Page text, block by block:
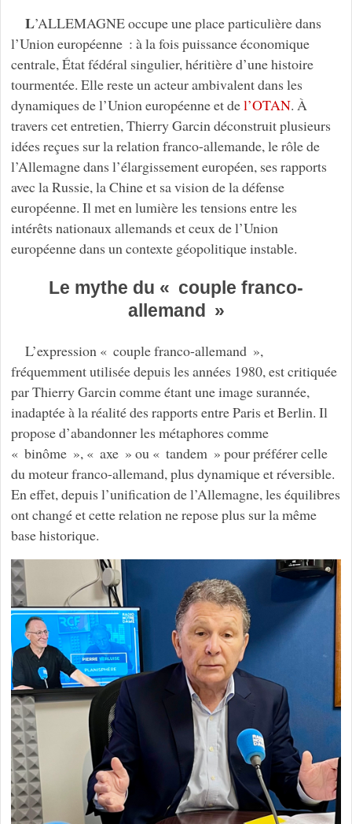
L’ALLEMAGNE occupe une place particulière dans
l’Union européenne : à la fois puissance économique
centrale, État fédéral singulier, héritière d’une histoire
tourmentée. Elle reste un acteur ambivalent dans les
dynamiques de l’Union européenne et del’OTAN. À
travers cet entretien, Thierry Garcin déconstruit plusieurs
idées reçues sur la relation franco-allemande, le rôle de
l’Allemagne dans l’élargissement européen, ses rapports
avec la Russie, la Chine et sa vision de la défense
européenne. Il met en lumière les tensions entre les
intérêts nationaux allemands et ceux de l’Union
européenne dans un contexte géopolitique instable.
Le mythe du « couple franco-
allemand »
L’expression « couple franco-allemand »,
fréquemment utilisée depuis les années 1980, est critiquée
par Thierry Garcin comme étant une image surannée,
inadaptée à la réalité des rapports entre Paris et Berlin. Il
propose d’abandonner les métaphores comme
« binôme », « axe » ou « tandem » pour préférer celle
du moteur franco-allemand, plus dynamique et réversible.
En effet, depuis l’unification de l’Allemagne, les équilibres
ont changé et cette relation ne repose plus sur la même
base historique.